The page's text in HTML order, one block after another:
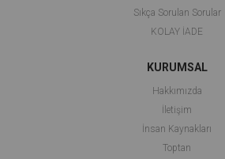
Sıkça Sorulan Sorular
KOLAY İADE
KURUMSAL
Hakkımızda
İletişim
İnsan Kaynakları
Toptan